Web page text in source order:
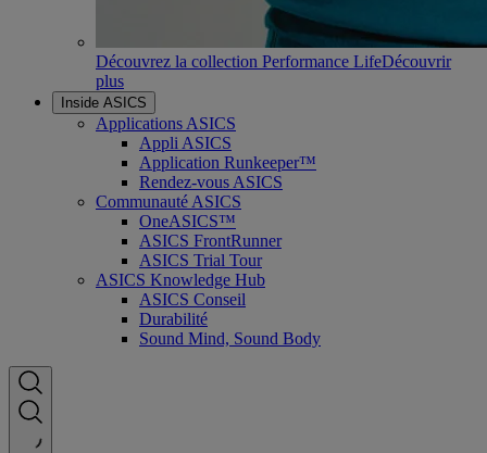
Découvrez la collection Performance LifeDécouvrir
plus
Inside ASICS
Applications ASICS
Appli ASICS
Application Runkeeper™
Rendez-vous ASICS
Communauté ASICS
OneASICS™
ASICS FrontRunner
ASICS Trial Tour
ASICS Knowledge Hub
ASICS Conseil
Durabilité
Sound Mind, Sound Body